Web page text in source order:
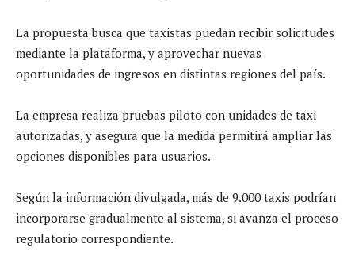
La propuesta busca que taxistas puedan recibir solicitudes
mediante la plataforma, y aprovechar nuevas
oportunidades de ingresos en distintas regiones del país.
La empresa realiza pruebas piloto con unidades de taxi
autorizadas, y asegura que la medida permitirá ampliar las
opciones disponibles para usuarios.
Según la información divulgada, más de 9.000 taxis podrían
incorporarse gradualmente al sistema, si avanza el proceso
regulatorio correspondiente.